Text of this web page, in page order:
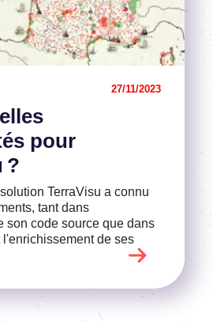
pour
?
27/11/2023
TerraVisu a connu
tant dans
son code source que dans
l'enrichissement de ses